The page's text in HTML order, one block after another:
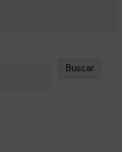
Buscar